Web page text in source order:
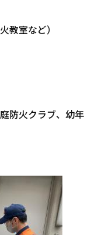
教室など）
防火クラブ、幼年